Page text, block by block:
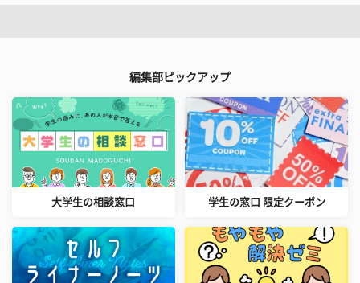
編集部ピックアップ
大学生の相談窓口 学生の窓口 限定クーポン